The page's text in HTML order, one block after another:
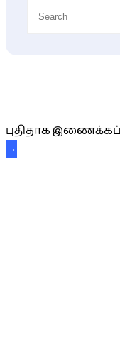
புதிதாக
→